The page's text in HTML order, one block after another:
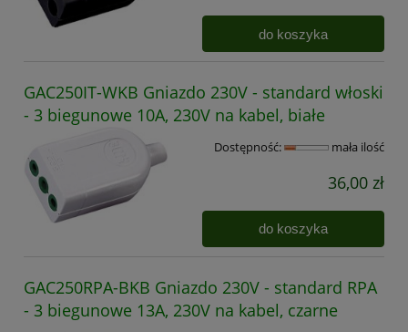
do koszyka
GAC250IT-WKB Gniazdo 230V - standard włoski
- 3 biegunowe 10A, 230V na kabel, białe
Dostępność: mała ilość
36,00 zł
do koszyka
GAC250RPA-BKB Gniazdo 230V - standard RPA
- 3 biegunowe 13A, 230V na kabel, czarne